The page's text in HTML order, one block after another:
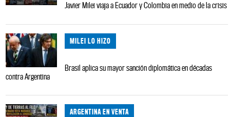
Javier Milei viaja a Ecuador y Colombia en medio de la crisis
MILEI LO HIZO
Brasil aplica su mayor sanción diplomática en décadas
contra Argentina
ARGENTINA EN VENTA